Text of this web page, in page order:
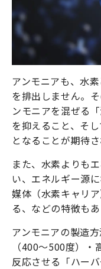
アンモニアも、水
を排出しません。
ンモニアを混ぜる
を抑えること、そ
となることが期待
また、水素よりも
い、エネルギー源
媒体（水素キャリ
る、などの特徴もあ
アンモニアの製造
（400〜500度）
反応させる「ハー